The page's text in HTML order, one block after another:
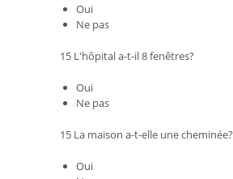
Oui
Ne pas
15 L'hôpital a-t-il 8 fenêtres?
Oui
Ne pas
15 La maison a-t-elle une cheminée?
Oui